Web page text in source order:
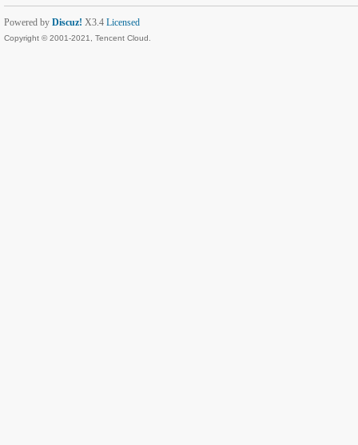
Powered by Discuz! X3.4 Licensed
Copyright © 2001-2021, Tencent Cloud.